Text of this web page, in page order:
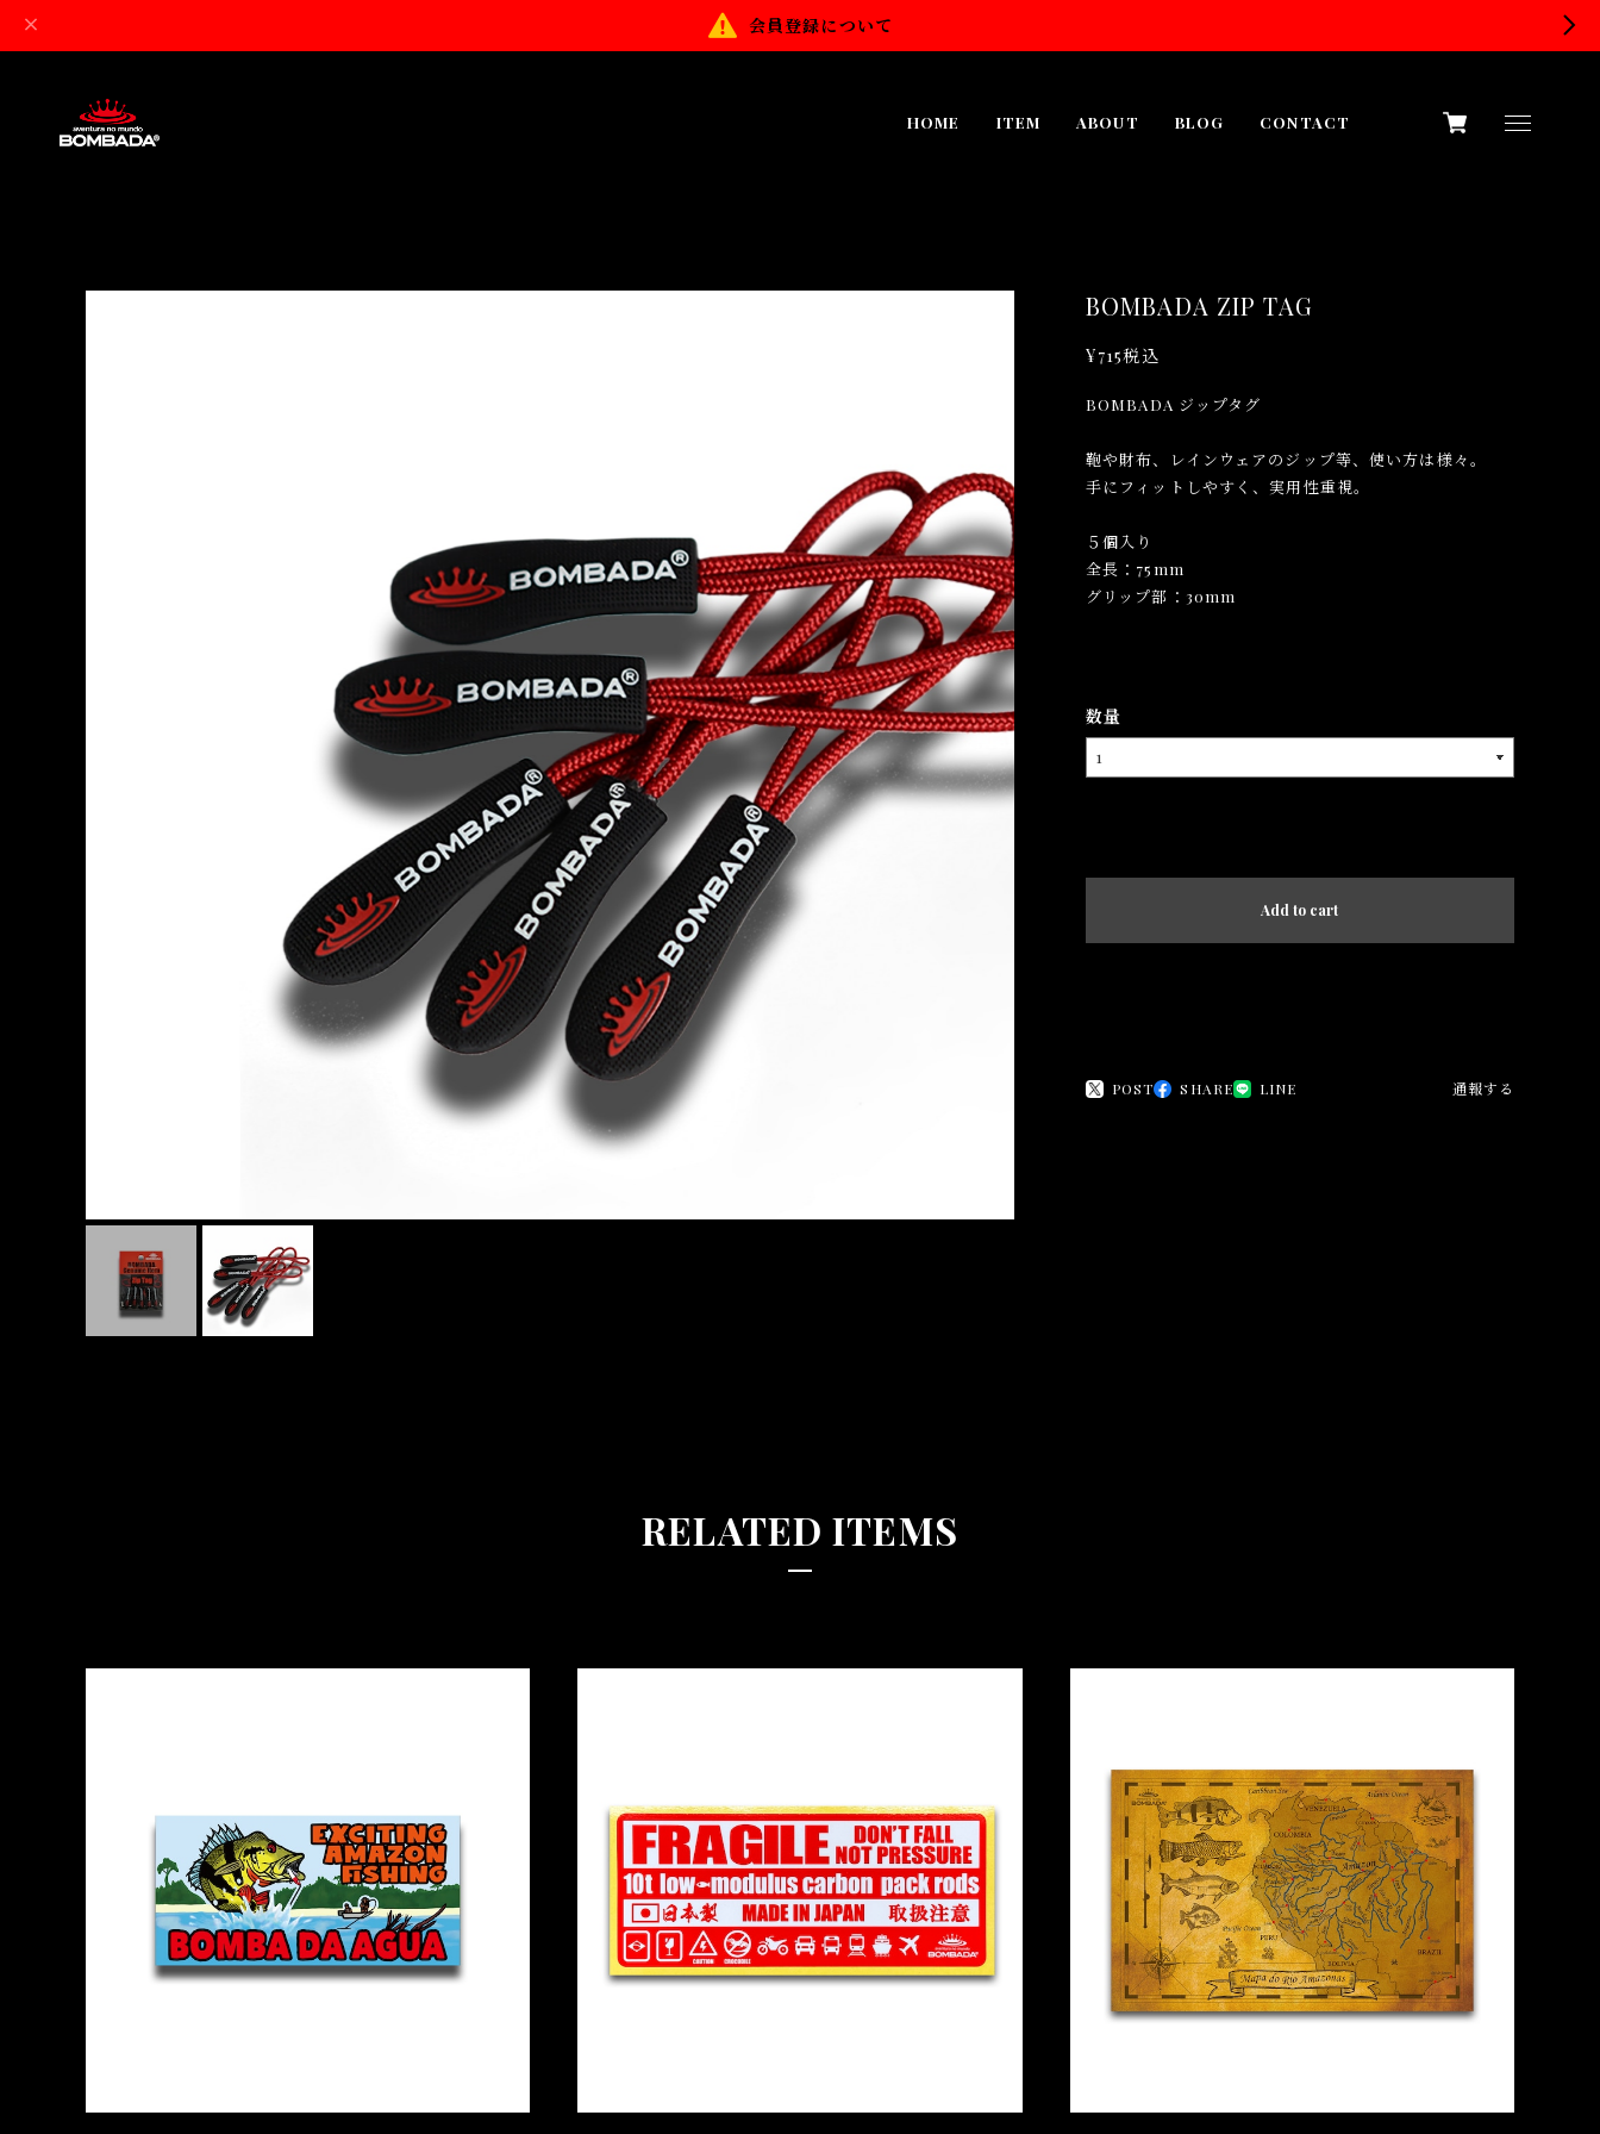
会員登録について
HOME ITEM ABOUT BLOG CONTACT
BOMBADA ZIP TAG
¥715税込
BOMBADA ジップタグ
鞄や財布、レインウェアのジップ等、使い方は様々。
手にフィットしやすく、実用性重視。
５個入り
全長：75mm
グリップ部：30mm
数量
Add to cart
POST SHARE LINE 通報する
RELATED ITEMS